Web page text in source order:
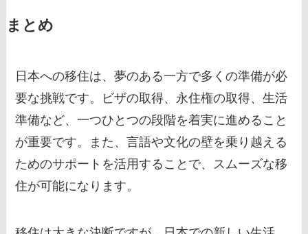
まとめ
日本への移住は、夢のある一方で多くの準備が必
要な挑戦です。ビザの取得、永住権の取得、生活
準備など、一つひとつの段階を着実に進めること
が重要です。また、言語や文化の壁を乗り越える
ためのサポートを活用することで、スムーズな移
住が可能になります。